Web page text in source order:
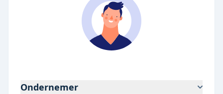
Ondernemer